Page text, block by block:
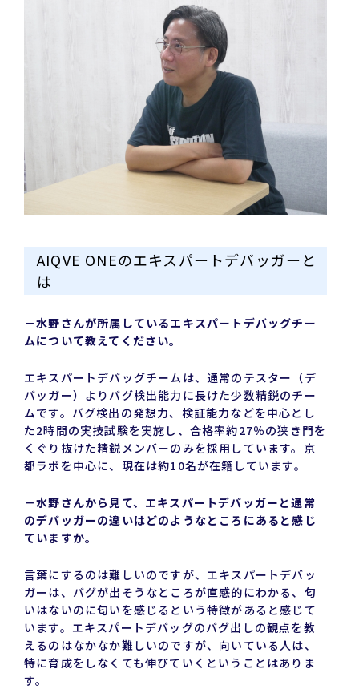
AIQVE ONEのエキスパートデバッガーと
は
－水野さんが所属しているエキスパートデバッグチー
ムについて教えてください。
エキスパートデバッグチームは、通常のテスター（デ
バッガー）よりバグ検出能力に長けた少数精鋭のチー
ムです。バグ検出の発想力、検証能力などを中心とし
た2時間の実技試験を実施し、合格率約27％の狭き門を
くぐり抜けた精鋭メンバーのみを採用しています。京
都ラボを中心に、現在は約10名が在籍しています。
－水野さんから見て、エキスパートデバッガーと通常
のデバッガーの違いはどのようなところにあると感じ
ていますか。
言葉にするのは難しいのですが、エキスパートデバッ
ガーは、バグが出そうなところが直感的にわかる、匂
いはないのに匂いを感じるという特徴があると感じて
います。エキスパートデバッグのバグ出しの観点を教
えるのはなかなか難しいのですが、向いている人は、
特に育成をしなくても伸びていくということはありま
す。